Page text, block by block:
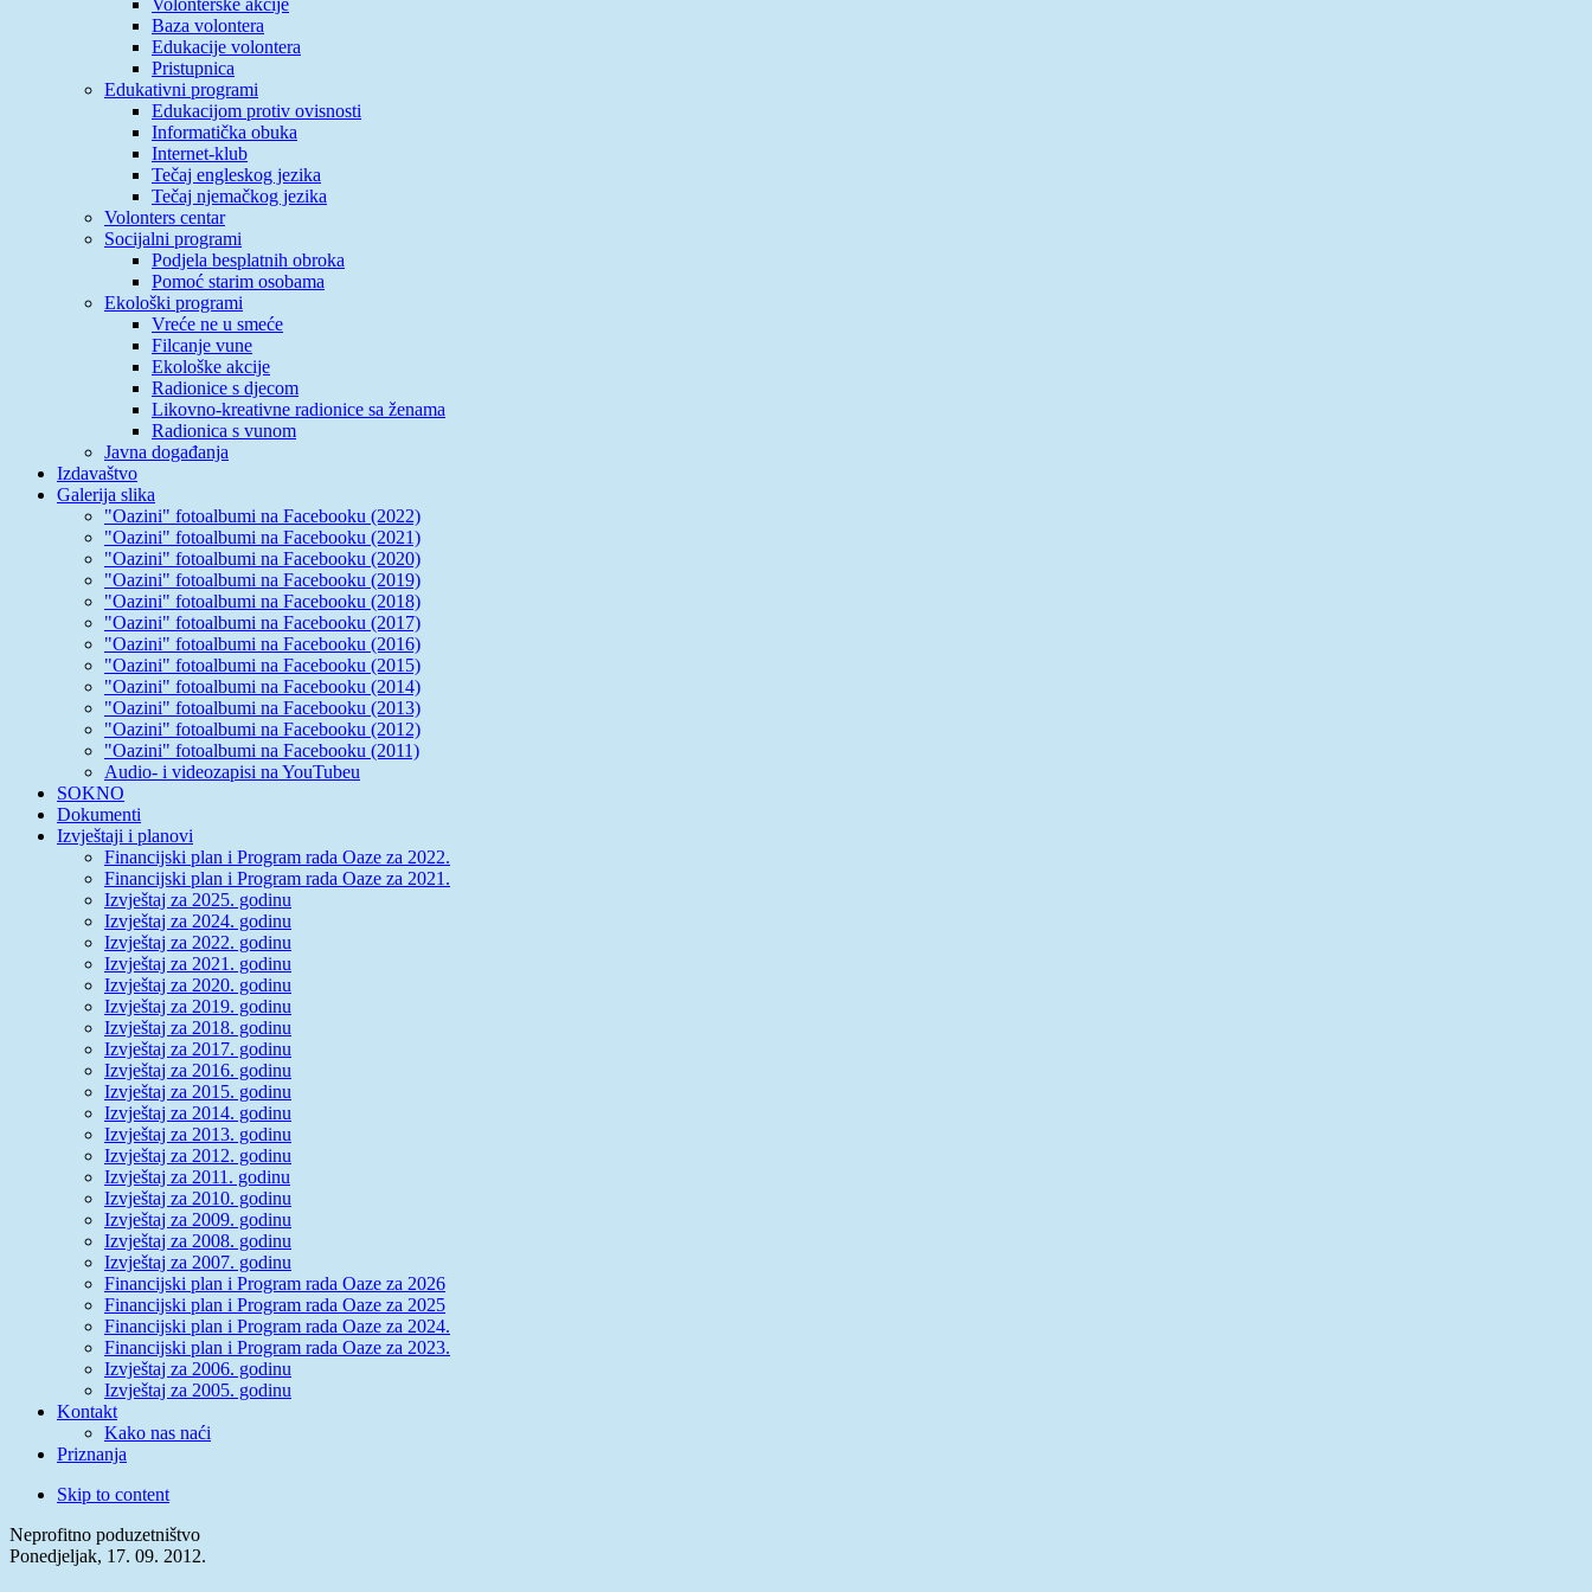
Baza volontera
Edukacije volontera
Pristupnica
Edukativni programi
Edukacijom protiv ovisnosti
Informatička obuka
Internet-klub
Tečaj engleskog jezika
Tečaj njemačkog jezika
Volonters centar
Socijalni programi
Podjela besplatnih obroka
Pomoć starim osobama
Ekološki programi
Vreće ne u smeće
Filcanje vune
Ekološke akcije
Radionice s djecom
Likovno-kreativne radionice sa ženama
Radionica s vunom
Javna događanja
Izdavaštvo
Galerija slika
"Oazini" fotoalbumi na Facebooku (2022)
"Oazini" fotoalbumi na Facebooku (2021)
"Oazini" fotoalbumi na Facebooku (2020)
"Oazini" fotoalbumi na Facebooku (2019)
"Oazini" fotoalbumi na Facebooku (2018)
"Oazini" fotoalbumi na Facebooku (2017)
"Oazini" fotoalbumi na Facebooku (2016)
"Oazini" fotoalbumi na Facebooku (2015)
"Oazini" fotoalbumi na Facebooku (2014)
"Oazini" fotoalbumi na Facebooku (2013)
"Oazini" fotoalbumi na Facebooku (2012)
"Oazini" fotoalbumi na Facebooku (2011)
Audio- i videozapisi na YouTubeu
SOKNO
Dokumenti
Izvještaji i planovi
Financijski plan i Program rada Oaze za 2022.
Financijski plan i Program rada Oaze za 2021.
Izvještaj za 2025. godinu
Izvještaj za 2024. godinu
Izvještaj za 2022. godinu
Izvještaj za 2021. godinu
Izvještaj za 2020. godinu
Izvještaj za 2019. godinu
Izvještaj za 2018. godinu
Izvještaj za 2017. godinu
Izvještaj za 2016. godinu
Izvještaj za 2015. godinu
Izvještaj za 2014. godinu
Izvještaj za 2013. godinu
Izvještaj za 2012. godinu
Izvještaj za 2011. godinu
Izvještaj za 2010. godinu
Izvještaj za 2009. godinu
Izvještaj za 2008. godinu
Izvještaj za 2007. godinu
Financijski plan i Program rada Oaze za 2026
Financijski plan i Program rada Oaze za 2025
Financijski plan i Program rada Oaze za 2024.
Financijski plan i Program rada Oaze za 2023.
Izvještaj za 2006. godinu
Izvještaj za 2005. godinu
Kontakt
Kako nas naći
Priznanja
Skip to content
Neprofitno poduzetništvo
Ponedjeljak, 17. 09. 2012.